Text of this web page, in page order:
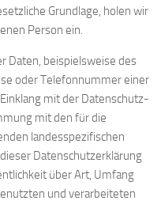
Grundlage, holen wir
Person ein.
Daten, beispielsweise des
oder Telefonnummer einer
mit der Datenschutz-
mit den für die
landesspezifischen
Datenschutzerklärung
über Art, Umfang
und verarbeiteten